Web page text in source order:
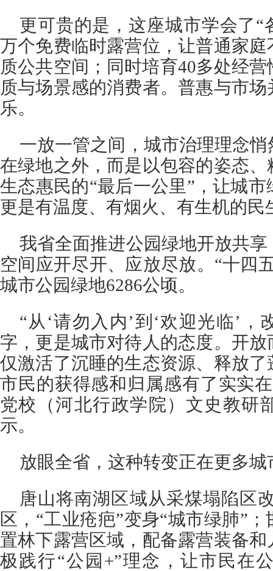
更可贵的是，这座城市学会了
万个免费临时露营位，让普通家
质公共空间；同时培育40多处经
质与场景感的消费者。普惠与市
乐。
一放一管之间，城市治理理念
在绿地之外，而是以包容的姿态
生态惠民的“最后一公里”，让城
更是有温度、有烟火、有生机的民
我省全面推进公园绿地开放共
空间应开尽开、应放尽放。“十四
城市公园绿地6286公顷。
“从‘请勿入内’到‘欢迎光临’
字，更是城市对待人的态度。开
仅激活了沉睡的生态资源、释放
市民的获得感和归属感有了实实
党校（河北行政学院）文史教研
示。
放眼全省，这种转变正在更多城
唐山将南湖区域从采煤塌陷区
区，“工业疮疤”变身“城市绿肺”
置林下露营区域，配备露营装备
极践行“公园+”理念，让市民在